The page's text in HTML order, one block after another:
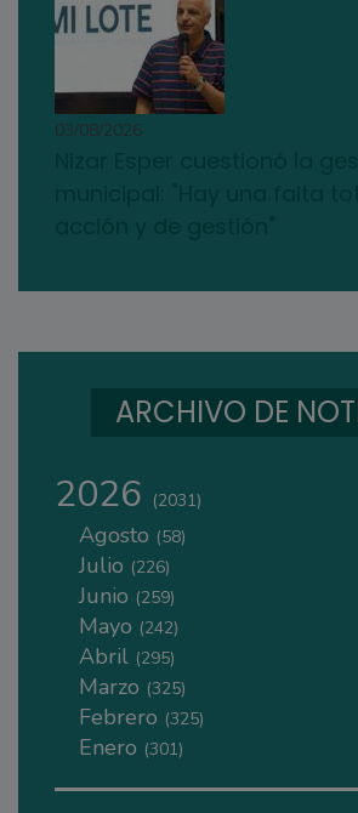
03/08/2026
ARCHIVO DE
2026 (2031)
Agosto (58)
Julio (226)
Junio (259)
Mayo (242)
Abril (295)
Marzo (325)
Febrero (325)
Enero (301)